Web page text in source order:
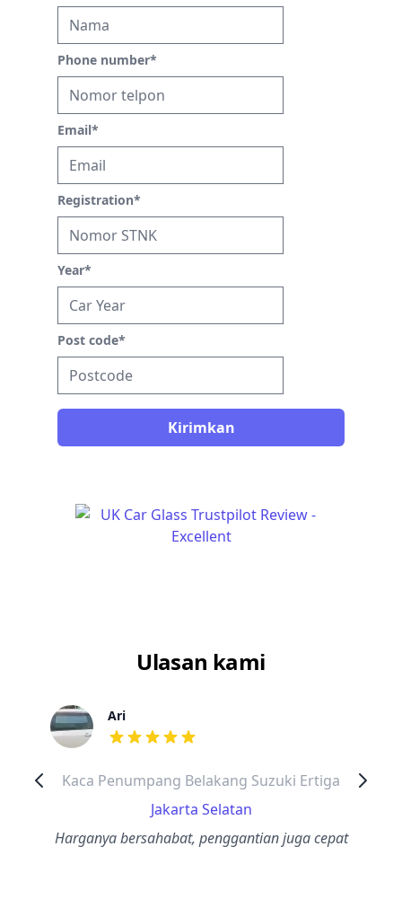
Phone number*
Email*
Registration*
Year*
Post code*
Kirimkan
Ulasan kami
Ari
dari ulasan adalah bintang lima
Kaca Penumpang Belakang Suzuki Ertiga
Jakarta Selatan
Harganya bersahabat, penggantian juga cepat